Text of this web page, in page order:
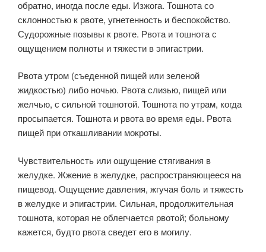
обратно, иногда после еды. Изжога. Тошнота со
склонностью к рвоте, угнетенность и беспокойство.
Судорожные позывы к рвоте. Рвота и тошнота с
ощущением полноты и тяжести в эпигастрии.
Рвота утром (съеденной пищей или зеленой
жидкостью) либо ночью. Рвота слизью, пищей или
желчью, с сильной тошнотой. Тошнота по утрам, когда
просыпается. Тошнота и рвота во время еды. Рвота
пищей при откашливании мокроты.
Чувствительность или ощущение стягивания в
желудке. Жжение в желудке, распространяющееся на
пищевод. Ощущение давления, жгучая боль и тяжесть
в желудке и эпигастрии. Сильная, продолжительная
тошнота, которая не облегчается рвотой; больному
кажется, будто рвота сведет его в могилу.